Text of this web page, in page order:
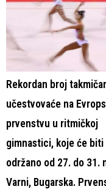
Rekordan broj
učestvovaće na
prvenstvu u ritmičkoj
gimnastici, koje će biti
održano od 27. do 31.
Varni, Bugarska.